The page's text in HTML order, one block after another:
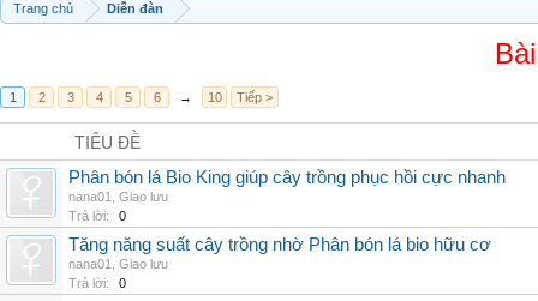
Trang chủ Diễn đàn
1 2 3 4 5 6 → 10 Tiếp >
TIÊU ĐỀ
Phân bón lá Bio King giúp cây trồng phục hồi cực nhanh
nana01
Giao lưu
Trả lời:
0
Tăng năng suất cây trồng nhờ Phân bón lá bio hữu cơ
nana01
Giao lưu
Trả lời:
0